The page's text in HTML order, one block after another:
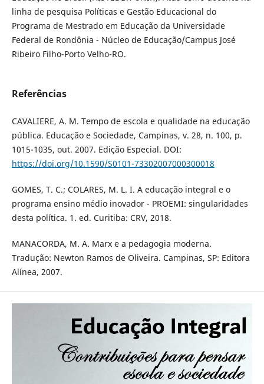
linha de pesquisa Políticas e Gestão Educacional do
Programa de Mestrado em Educação da Universidade
Federal de Rondônia - Núcleo de Educação/Campus José
Ribeiro Filho-Porto Velho-RO.
Referências
CAVALIERE, A. M. Tempo de escola e qualidade na educação
pública. Educação e Sociedade, Campinas, v. 28, n. 100, p.
1015-1035, out. 2007. Edição Especial. DOI:
https://doi.org/10.1590/S0101-73302007000300018
GOMES, T. C.; COLARES, M. L. I. A educação integral e o
programa ensino médio inovador - PROEMI: singularidades
desta política. 1. ed. Curitiba: CRV, 2018.
MANACORDA, M. A. Marx e a pedagogia moderna.
Tradução: Newton Ramos de Oliveira. Campinas, SP: Editora
Alínea, 2007.